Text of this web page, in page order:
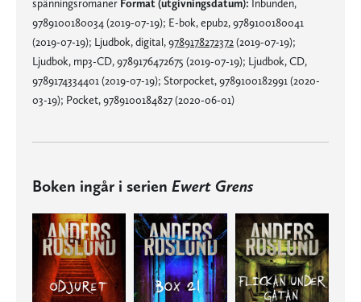
spänningsromaner Format (utgivningsdatum): Inbunden,
9789100180034 (2019-07-19); E-bok, epub2, 9789100180041
(2019-07-19); Ljudbok, digital,9789178272372 (2019-07-19);
Ljudbok, mp3-CD, 9789176472675 (2019-07-19); Ljudbok, CD,
9789174334401 (2019-07-19); Storpocket, 9789100182991 (2020-
03-19); Pocket, 9789100184827 (2020-06-01)
Boken ingår i serien Ewert Grens